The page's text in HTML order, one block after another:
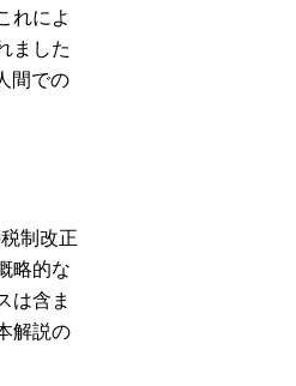
れによ
ました
間での
制改正
略的な
は含ま
解説の